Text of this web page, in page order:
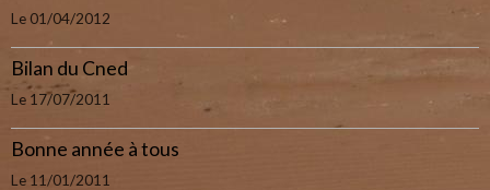
Le 01/04/2012
Bilan du Cned
Le 17/07/2011
Bonne année à tous
Le 11/01/2011